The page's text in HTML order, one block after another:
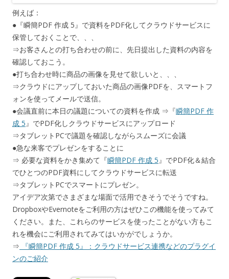
例えば：
●『瞬簡PDF 作成 5』で資料をPDF化してクラウドサービスに
保管しておくことで、、、
⇒お客さんとの打ち合わせの前に、先日提出した資料の内容を
確認しておこう。
●打ち合わせ時に商品の画像を見せて欲しいと、、、
⇒クラウドにアップしておいた商品の画像PDFを、スマートフ
ォンを使ってメールで送信。
●会議直前に本日の議題についての資料を作成 ⇒『瞬簡PDF 作
成 5 』でPDF化しクラウドサービスにアップロード
⇒タブレットPCで議題を確認しながらスムーズに会議
●急な来客でプレゼンをすることに
⇒ 必要な資料をかき集めて『瞬簡PDF 作成 5 』でPDF化＆結合
でひとつのPDF資料にしてクラウドサービスに転送
⇒タブレットPCでスマートにプレゼン。
アイデア次第でさまざまな場面で活用できそうでそうですね。
DropboxやEvernoteをご利用の方はぜひこの機能を使ってみて
ください。また、これらのサービスを使ったことがない方もこ
れを機会にご利用されてみてはいかがでしょうか。
⇒ 『瞬簡PDF 作成 5』：クラウドサービス連携などのプラグイ
ンのご紹介